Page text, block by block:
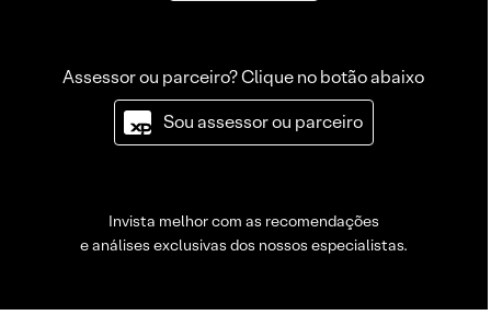
Assessor ou parceiro? Clique no botão abaixo
Sou assessor ou parceiro
Invista melhor com as recomendações
e análises exclusivas dos nossos especialistas.